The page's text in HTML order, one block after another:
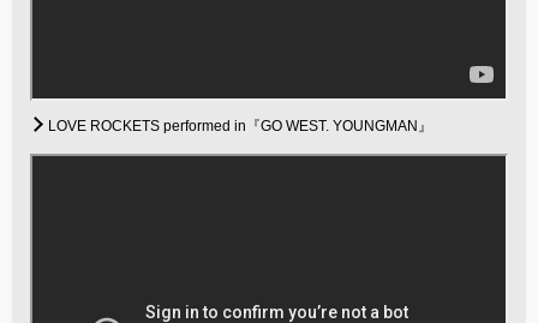
LOVE ROCKETS performed in『GO WEST. YOUNGMAN』